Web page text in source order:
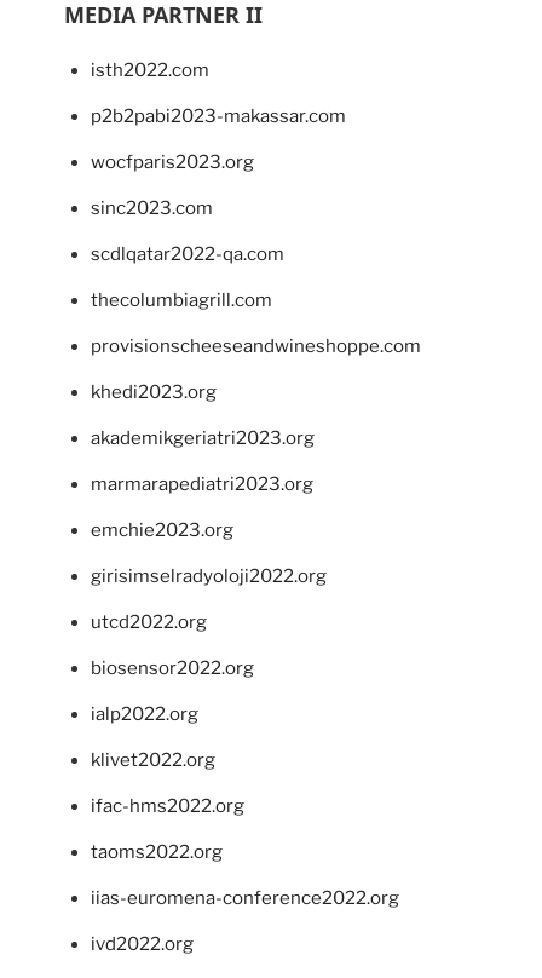
MEDIA PARTNER II
isth2022.com
p2b2pabi2023-makassar.com
wocfparis2023.org
sinc2023.com
scdlqatar2022-qa.com
thecolumbiagrill.com
provisionscheeseandwineshoppe.com
khedi2023.org
akademikgeriatri2023.org
marmarapediatri2023.org
emchie2023.org
girisimselradyoloji2022.org
utcd2022.org
biosensor2022.org
ialp2022.org
klivet2022.org
ifac-hms2022.org
taoms2022.org
iias-euromena-conference2022.org
ivd2022.org